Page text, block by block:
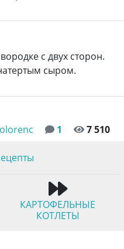
с двух сторон.
сыром.
1 7 510
КАРТОФЕЛЬНЫЕ
КОТЛЕТЫ